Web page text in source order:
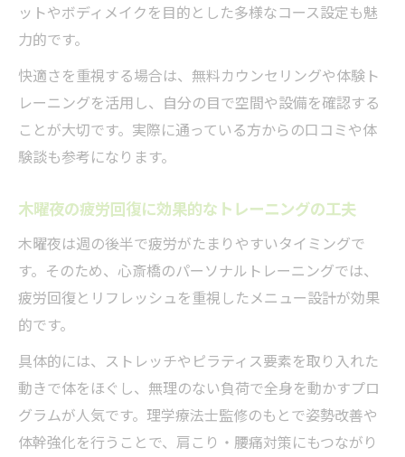
ットやボディメイクを目的とした多様なコース設定も魅
力的です。
快適さを重視する場合は、無料カウンセリングや体験ト
レーニングを活用し、自分の目で空間や設備を確認する
ことが大切です。実際に通っている方からの口コミや体
験談も参考になります。
木曜夜の疲労回復に効果的なトレーニングの工夫
木曜夜は週の後半で疲労がたまりやすいタイミングで
す。そのため、心斎橋のパーソナルトレーニングでは、
疲労回復とリフレッシュを重視したメニュー設計が効果
的です。
具体的には、ストレッチやピラティス要素を取り入れた
動きで体をほぐし、無理のない負荷で全身を動かすプロ
グラムが人気です。理学療法士監修のもとで姿勢改善や
体幹強化を行うことで、肩こり・腰痛対策にもつながり